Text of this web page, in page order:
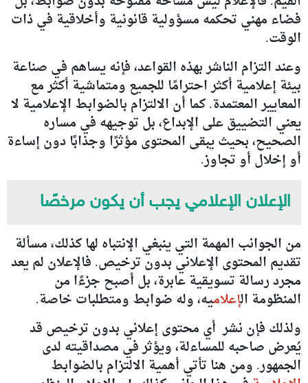
فضاء مهني تحكمه مسؤولية قانونية وأخلاقية في ذات
الوقت.
وعند التزام الناشر بهذه القواعد، فإنه يساهم في صناعة
بيئة إعلامية أكثر احترامًا للجميع ومتماشية أكثر مع
المعايير المعتمدة. كما أن الالتزام بالضوابط الإعلامية لا
يعني التضييق على الإبداع، بل توجيهه في مساره
الصحيح، بحيث يبقى المحتوى مؤثرًا وجذابًا دون إساءة
أو إخلال أو تجاوز.
الإعلان الإعلامي يجب أن يكون مرخصًا
من الجوانب المهمة التي ينبغي الإنتباه لها كذلك، مسألة
تقديم المحتوى الإعلاني بدون ترخيص. فالإعلان لم يعد
مجرد رسالة تسويقية عابرة، بل أصبح جزءًا من
المنظومة الإعلاميه، وله ضوابط ومتطلبات خاصة.
ولذلك فإن نشر أي محتوى إعلاني بدون ترخيص قد
يُعرض صاحبه للمساءلة، ويؤثر في مصداقيته لدى
الجمهور. ومن هنا تأتي أهمية الالتزام بالضوابط